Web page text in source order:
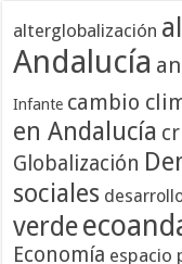
alterglobalización
Andalucía
Infante cambio
en Andalucía
Globalización
sociales
verde
Economía espacio